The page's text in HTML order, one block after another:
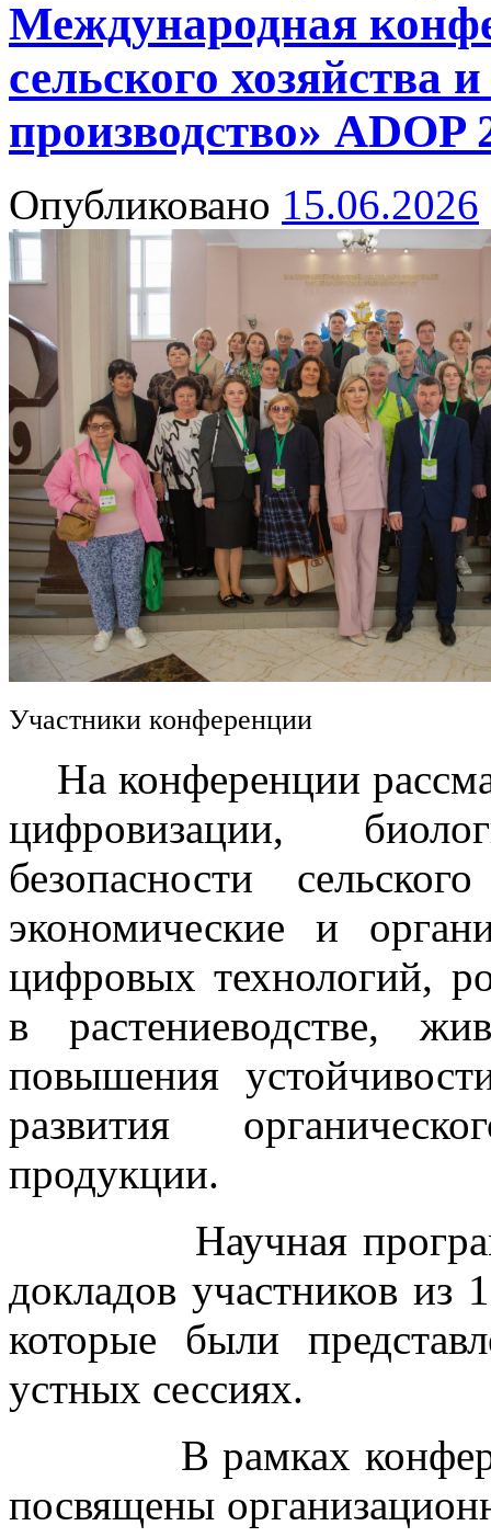
Международная
сельского хозяйства
производство» ADOP
Опубликовано 15.06.2026
Участники конференции
На конференции
цифровизации,
безопасности
экономические и
цифровых технологий,
в растениеводстве,
повышения
развития
продукции.
Научная программа
докладов участников из
которые были
устных сессиях.
В рамках
посвящены